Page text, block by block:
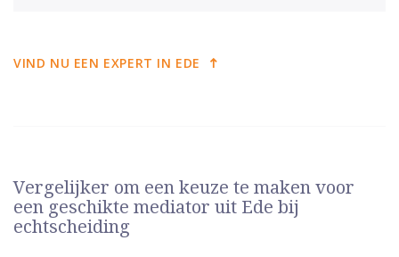
VIND NU EEN EXPERT IN EDE
Vergelijker om een keuze te maken voor
een geschikte mediator uit Ede bij
echtscheiding